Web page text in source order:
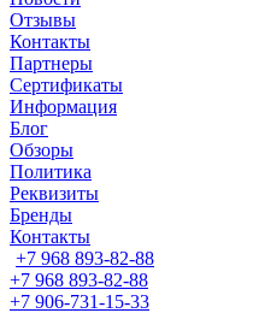
Отзывы
Контакты
Партнеры
Сертификаты
Информация
Блог
Обзоры
Политика
Реквизиты
Бренды
Контакты
+7 968 893-82-88
+7 968 893-82-88
+7 906-731-15-33